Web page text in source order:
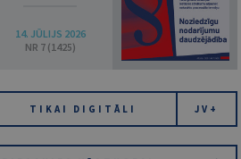
14. JŪLIJS 2026
NR 7 (1425)
TIKAI DIGITĀLI JV+